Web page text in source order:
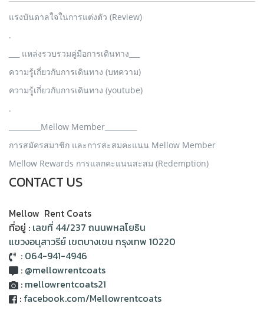
แรงบันดาลใจในการแต่งตัว (Review)
.
___ แหล่งรวบรวมคู่มือการเดินทาง___
ความรู้เกี่ยวกับการเดินทาง (บทความ)
ความรู้เกี่ยวกับการเดินทาง (youtube)
.
_________Mellow Member_________
การสมัครสมาชิก และการสะสมคะแนน Mellow Member
Mellow Rewards การแลกคะแนนสะสม (Redemption)
CONTACT US
Mellow Rent Coats
ที่อยู่ : เลขที่ 44/237 ถนนพหลโยธิน
แขวงอนุสาวรีย์ เขตบางเขน กรุงเทพ 10220
: 064-941-4946
: @mellowrentcoats
: mellowrentcoats21
: facebook.com/Mellowrentcoats